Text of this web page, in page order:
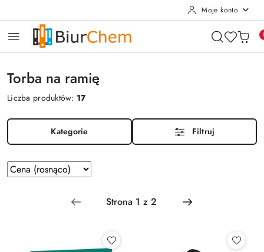
Moje konto
Torba na ramię
Liczba produktów: 17
Kategorie Filtruj
Zastosowano
sortowanie:
Sortuj
według